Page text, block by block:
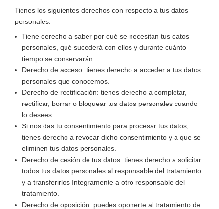
Tienes los siguientes derechos con respecto a tus datos
personales:
Tiene derecho a saber por qué se necesitan tus datos
personales, qué sucederá con ellos y durante cuánto
tiempo se conservarán.
Derecho de acceso: tienes derecho a acceder a tus datos
personales que conocemos.
Derecho de rectificación: tienes derecho a completar,
rectificar, borrar o bloquear tus datos personales cuando
lo desees.
Si nos das tu consentimiento para procesar tus datos,
tienes derecho a revocar dicho consentimiento y a que se
eliminen tus datos personales.
Derecho de cesión de tus datos: tienes derecho a solicitar
todos tus datos personales al responsable del tratamiento
y a transferirlos íntegramente a otro responsable del
tratamiento.
Derecho de oposición: puedes oponerte al tratamiento de